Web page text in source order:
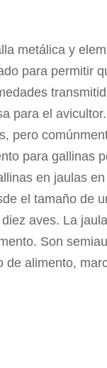
metálica y
para permitir
para el
pero
para gallinas
en jaulas
el tamaño de
aves. La
Son
alimento,